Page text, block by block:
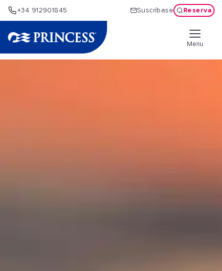
+34 912901845 Suscríbase Reserva
Menu